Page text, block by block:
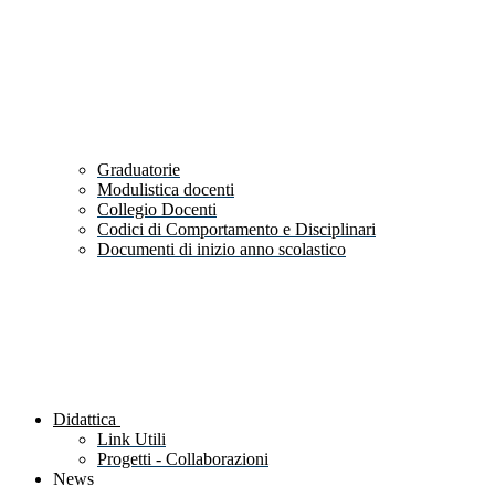
Graduatorie
Modulistica docenti
Collegio Docenti
Codici di Comportamento e Disciplinari
Documenti di inizio anno scolastico
Didattica
Link Utili
Progetti - Collaborazioni
News